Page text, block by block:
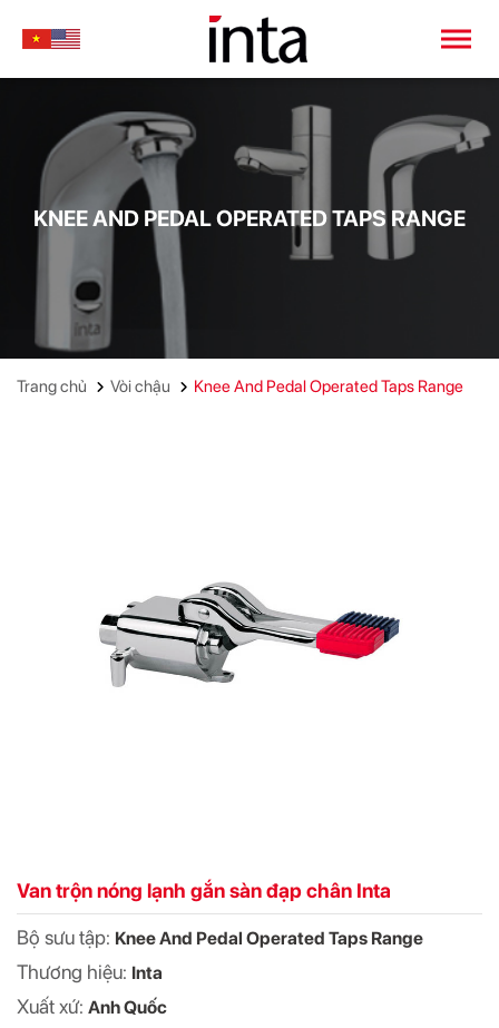
KNEE AND PEDAL OPERATED TAPS RANGE
Trang chủ Vòi chậu Knee And Pedal Operated Taps Range
Van trộn nóng lạnh gắn sàn đạp chân Inta
Bộ sưu tập: Knee And Pedal Operated Taps Range
Thương hiệu: Inta
Xuất xứ: Anh Quốc